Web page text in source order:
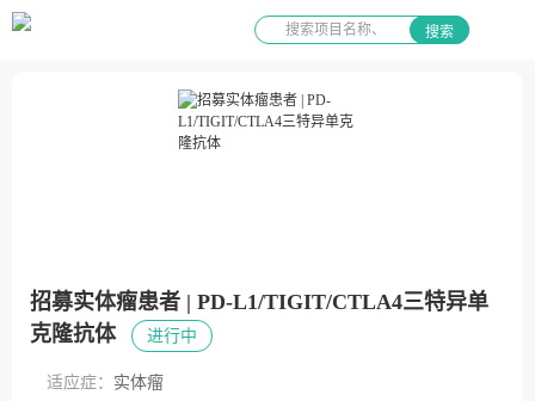
搜索
招募实体瘤患者 | PD-L1/TIGIT/CTLA4三特异单
克隆抗体
进行中
适应症： 实体瘤